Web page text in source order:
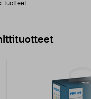
tuotteet